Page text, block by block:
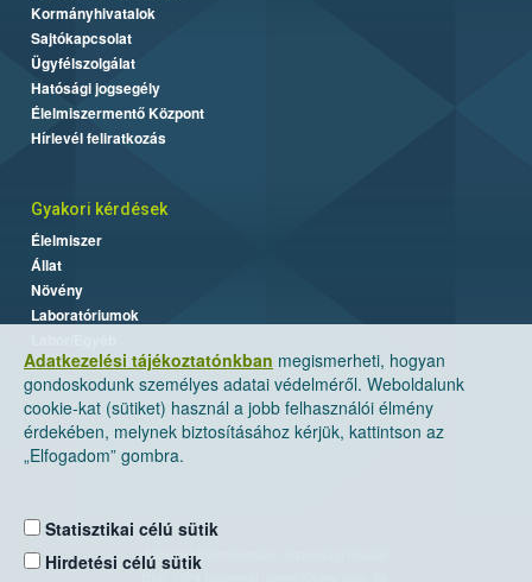
Adatkezelési tájékoztatónkban megismerheti, hogyan
gondoskodunk személyes adatai védelméről. Weboldalunk
cookie-kat (sütiket) használ a jobb felhasználói élmény
érdekében, melynek biztosításához kérjük, kattintson az
„Elfogadom” gombra.
Statisztikai célú sütik
Hirdetési célú sütik
Kormányhivatalok
Sajtókapcsolat
Ügyfélszolgálat
Hatósági jogsegély
Élelmiszermentő Központ
Hírlevél feliratkozás
Gyakori kérdések
Élelmiszer
Állat
Növény
Laboratóriumok
Nemzeti Élelmiszerlánc-biztonsági Hivatal